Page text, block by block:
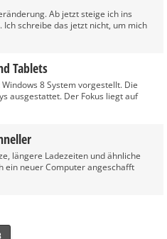
Ab jetzt steige ich ins
schreibe das jetzt nicht, um mich
Tablets
8 System vorgestellt. Die
ausgestattet. Der Fokus liegt auf
längere Ladezeiten und ähnliche
ein neuer Computer angeschafft